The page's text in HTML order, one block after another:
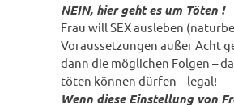
NEIN, hier geht es um Töten !
Frau will SEX ausleben
Voraussetzungen außer Acht
dann die möglichen Folgen –
töten können dürfen – legal!
Wenn diese Einstellung von